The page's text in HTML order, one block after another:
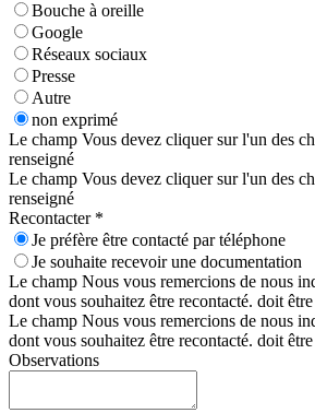
Bouche à oreille
Google
Réseaux sociaux
Presse
Autre
non exprimé
Le champ Vous devez cliquer sur l'un des
renseigné
Le champ Vous devez cliquer sur l'un des
renseigné
Recontacter *
Je préfère être contacté par téléphone
Je souhaite recevoir une documentation
Le champ Nous vous remercions de nous
dont vous souhaitez être recontacté. doit
Le champ Nous vous remercions de nous
dont vous souhaitez être recontacté. doit
Observations